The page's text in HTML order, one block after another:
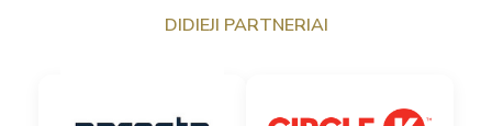
DIDIEJI PARTNERIAI